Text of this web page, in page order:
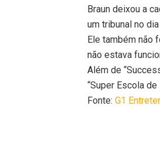
Braun deixou a
um tribunal no
Ele também não
não estava
Além de
“Super Escola de
Fonte:G1